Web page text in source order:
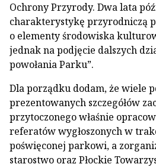
Ochrony Przyrody. Dwa lata
charakterystykę przyrodniczą
o elementy środowiska
jednak na podjęcie dalszych
powołania Parku”.
Dla porządku dodam, że wiele
prezentowanych szczegółów
przytoczonego właśnie
referatów wygłoszonych w
poświęconej parkowi, a
starostwo oraz Płockie